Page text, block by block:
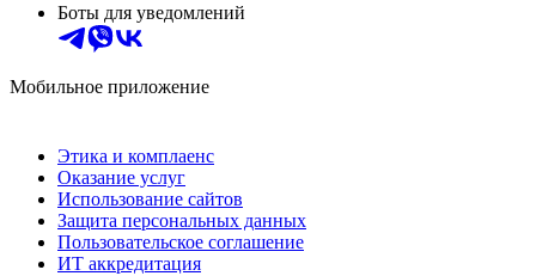
Боты для уведомлений
Мобильное приложение
Этика и комплаенс
Оказание услуг
Использование сайтов
Защита персональных данных
Пользовательское соглашение
ИТ аккредитация